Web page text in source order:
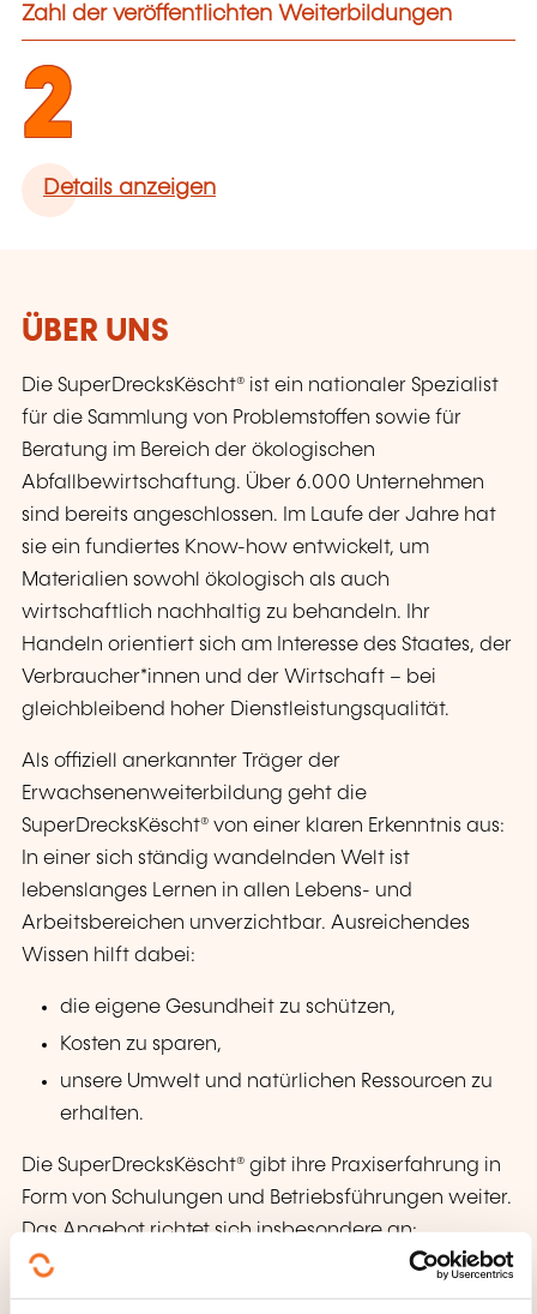
Zahl der veröffentlichten Weiterbildungen
2
Details anzeigen
ÜBER UNS
Die SuperDrecksKëscht® ist ein nationaler Spezialist
für die Sammlung von Problemstoffen sowie für
Beratung im Bereich der ökologischen
Abfallbewirtschaftung. Über 6.000 Unternehmen
sind bereits angeschlossen. Im Laufe der Jahre hat
sie ein fundiertes Know-how entwickelt, um
Materialien sowohl ökologisch als auch
wirtschaftlich nachhaltig zu behandeln. Ihr
Handeln orientiert sich am Interesse des Staates, der
Verbraucher*innen und der Wirtschaft – bei
gleichbleibend hoher Dienstleistungsqualität.
Als offiziell anerkannter Träger der
Erwachsenenweiterbildung geht die
SuperDrecksKëscht® von einer klaren Erkenntnis aus:
In einer sich ständig wandelnden Welt ist
lebenslanges Lernen in allen Lebens- und
Arbeitsbereichen unverzichtbar. Ausreichendes
Wissen hilft dabei:
die eigene Gesundheit zu schützen,
Kosten zu sparen,
unsere Umwelt und natürlichen Ressourcen zu
erhalten.
Die SuperDrecksKëscht® gibt ihre Praxiserfahrung in
Form von Schulungen und Betriebsführungen weiter.
Das Angebot richtet sich insbesondere an:
Verantwortliche für Abfallmanagement und